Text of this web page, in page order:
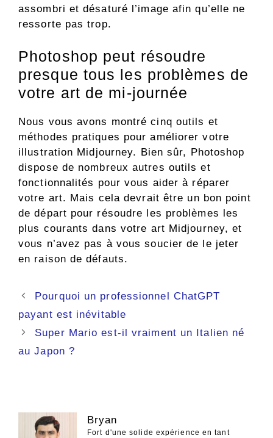
assombri et désaturé l’image afin qu’elle ne
ressorte pas trop.
Photoshop peut résoudre
presque tous les problèmes de
votre art de mi-journée
Nous vous avons montré cinq outils et
méthodes pratiques pour améliorer votre
illustration Midjourney. Bien sûr, Photoshop
dispose de nombreux autres outils et
fonctionnalités pour vous aider à réparer
votre art. Mais cela devrait être un bon point
de départ pour résoudre les problèmes les
plus courants dans votre art Midjourney, et
vous n’avez pas à vous soucier de le jeter
en raison de défauts.
Navigation
des
Pourquoi un professionnel ChatGPT
payant est inévitable
Super Mario est-il vraiment un Italien né
au Japon ?
Bryan
Fort d'une solide expérience en tant